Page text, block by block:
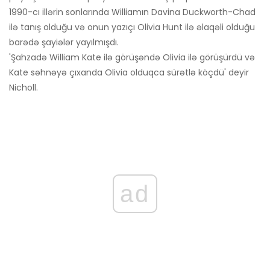
1990-cı illərin sonlarında Williamın Davina Duckworth-Chad
ilə tanış olduğu və onun yazıçı Olivia Hunt ilə əlaqəli olduğu
barədə şayiələr yayılmışdı.
'Şahzadə William Kate ilə görüşəndə ​​Olivia ilə görüşürdü və
Kate səhnəyə çıxanda Olivia olduqca sürətlə köçdü' deyir
Nicholl.
ad